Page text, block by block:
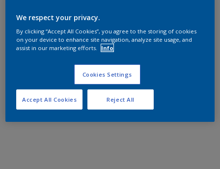
We respect your privacy.
By clicking “Accept All Cookies”, you agree to the storing of cookies
on your device to enhance site navigation, analyze site usage, and
assist in our marketing efforts.
Info
Cookies Settings
Reject All
Accept All Cookies